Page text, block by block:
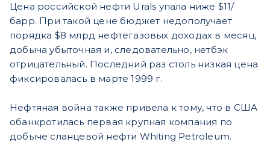
Цена российской нефти Urals упала ниже $11/
барр. При такой цене бюджет недополучает
порядка $8 млрд нефтегазовых доходах в месяц,
добыча убыточная и, следовательно, нетбэк
отрицательный. Последний раз столь низкая цена
фиксировалась в марте 1999 г.
Нефтяная война также привела к тому, что в США
обанкротилась первая крупная компания по
добыче сланцевой нефти Whiting Petroleum.